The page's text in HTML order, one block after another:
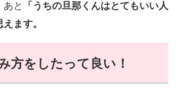
あと
「うちの旦那くんはとてもいい人
ます。
方をしたって良い！